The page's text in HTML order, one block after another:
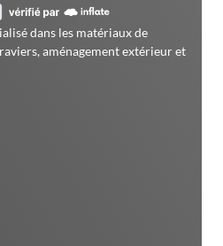
dans les matériaux de
aménagement extérieur et